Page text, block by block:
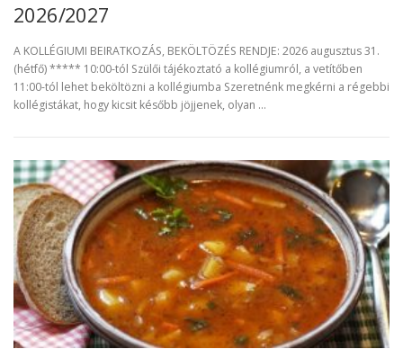
2026/2027
A KOLLÉGIUMI BEIRATKOZÁS, BEKÖLTÖZÉS RENDJE: 2026 augusztus 31.
(hétfő) ***** 10:00-tól Szülői tájékoztató a kollégiumról, a vetítőben
11:00-tól lehet beköltözni a kollégiumba Szeretnénk megkérni a régebbi
kollégistákat, hogy kicsit később jöjjenek, olyan …